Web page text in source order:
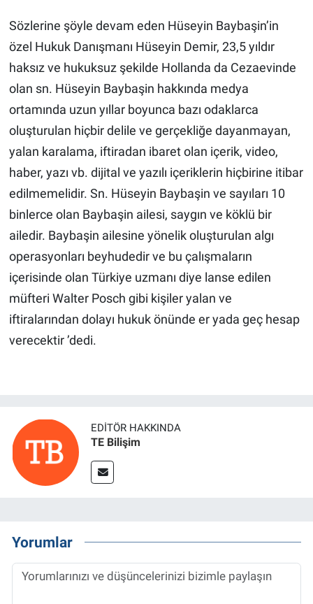
Sözlerine şöyle devam eden Hüseyin Baybaşin’in
özel Hukuk Danışmanı Hüseyin Demir, 23,5 yıldır
haksız ve hukuksuz şekilde Hollanda da Cezaevinde
olan sn. Hüseyin Baybaşin hakkında medya
ortamında uzun yıllar boyunca bazı odaklarca
oluşturulan hiçbir delile ve gerçekliğe dayanmayan,
yalan karalama, iftiradan ibaret olan içerik, video,
haber, yazı vb. dijital ve yazılı içeriklerin hiçbirine itibar
edilmemelidir. Sn. Hüseyin Baybaşin ve sayıları 10
binlerce olan Baybaşin ailesi, saygın ve köklü bir
ailedir. Baybaşin ailesine yönelik oluşturulan algı
operasyonları beyhudedir ve bu çalışmaların
içerisinde olan Türkiye uzmanı diye lanse edilen
müfteri Walter Posch gibi kişiler yalan ve
iftiralarından dolayı hukuk önünde er yada geç hesap
verecektir ’dedi.
EDITÖR HAKKINDA
TE Bilişim
Yorumlar